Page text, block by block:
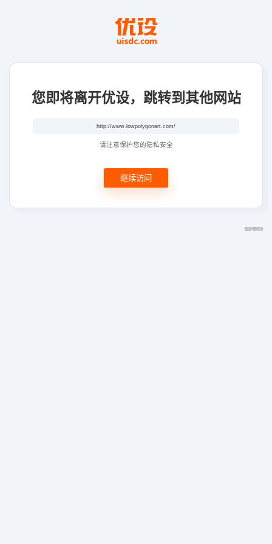
您即将离开优设，跳转到其他网站
请注意保护您的隐私安全
继续访问
链接问题反馈